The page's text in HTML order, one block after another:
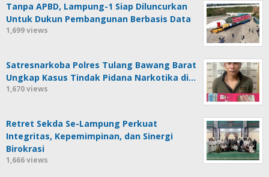
Tanpa APBD, Lampung-1 Siap Diluncurkan
Untuk Dukun Pembangunan Berbasis Data
1,699 views
Satresnarkoba Polres Tulang Bawang Barat
Ungkap Kasus Tindak Pidana Narkotika di…
1,670 views
Retret Sekda Se-Lampung Perkuat
Integritas, Kepemimpinan, dan Sinergi
Birokrasi
1,666 views